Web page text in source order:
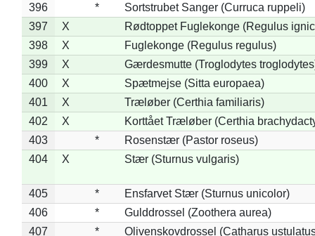
396
*
Sortstrubet Sanger (Curruca ruppeli)
397
X
Rødtoppet Fuglekonge (Regulus
398
X
Fuglekonge (Regulus regulus)
399
X
Gærdesmutte (Troglodytes
400
X
Spætmejse (Sitta europaea)
401
X
Træløber (Certhia familiaris)
402
X
Korttået Træløber (Certhia
403
*
Rosenstær (Pastor roseus)
404
X Stær (Sturnus vulgaris)
405 *
Ensfarvet Stær (Sturnus unicolor)
406
*
Gulddrossel (Zoothera aurea)
407
*
Olivenskovdrossel (Catharus